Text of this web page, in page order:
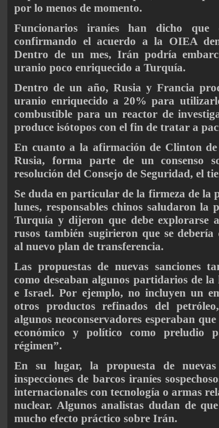
por lo menos de momento.
Funcionarios iraníes han dicho que
confirmando el acuerdo a la OIEA
Dentro de un mes, Irán podría
uranio poco enriquecido a Turquía.
Dentro de un año, Rusia y Francia
uranio enriquecido a 20% para
combustible para un reactor de
produce isótopos con el fin de tratar a
En cuanto a la afirmación de Clinton
Rusia, forma parte de un consenso
resolución del Consejo de Seguridad, el
Se duda en particular de la firmeza de la
lunes, responsables chinos saludaron la
Turquía y dijeron que debe explorarse
rusos también sugirieron que se
al nuevo plan de transferencia.
Las propuestas de nuevas sanciones
como deseaban algunos partidarios de
e Israel. Por ejemplo, no incluyen un
otros productos refinados del
algunos neoconservadores esperaban
económico y político como preludio
régimen”.
En su lugar, la propuesta de nuevas
inspecciones de barcos iraníes
internacionales con tecnología o armas
nuclear. Algunos analistas dudan de
mucho efecto práctico sobre Irán.